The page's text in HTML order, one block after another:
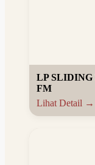
LP SLIDING
FM
Lihat Detail →